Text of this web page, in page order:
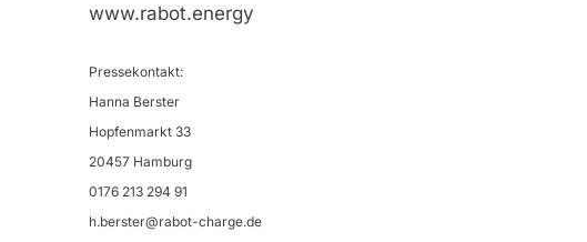
www.rabot.energy
Pressekontakt:
Hanna Berster
Hopfenmarkt 33
20457 Hamburg
0176 213 294 91
h.berster@rabot-charge.de